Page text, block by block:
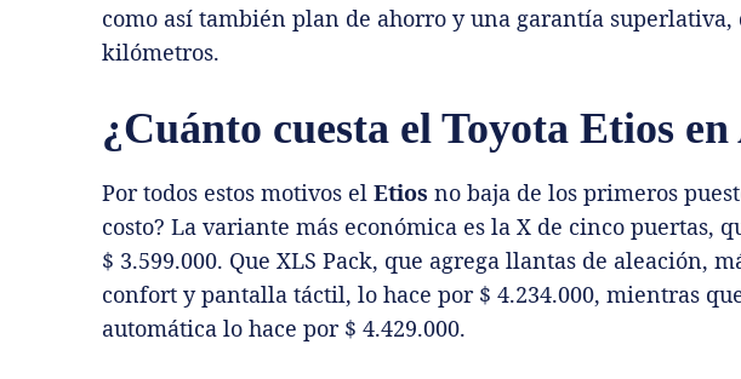
como así también plan de ahorro y una garantía superlativa,
kilómetros.
¿Cuánto cuesta el Toyota Etios
Por todos estos motivos el Etios no baja de los primeros
costo? La variante más económica es la X de cinco puertas,
$ 3.599.000. Que XLS Pack, que agrega llantas de aleación,
confort y pantalla táctil, lo hace por $ 4.234.000, mientras
automática lo hace por $ 4.429.000.